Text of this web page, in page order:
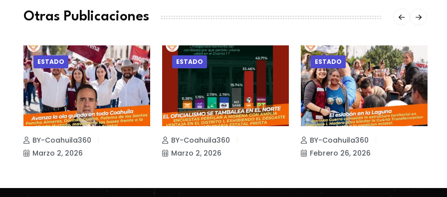
Otras Publicaciones
ESTADO
BY-Coahuila360
Marzo 2, 2026
ESTADO
BY-Coahuila360
Marzo 2, 2026
ESTADO
BY-Coahuila360
Febrero 26, 2026